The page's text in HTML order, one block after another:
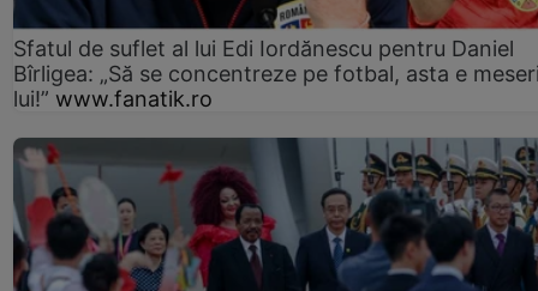
Sfatul de suflet al lui Edi Iordănescu pentru Daniel
Bîrligea: „Să se concentreze pe fotbal, asta e
lui!” www.fanatik.ro